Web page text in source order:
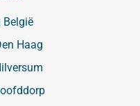
België
Haag